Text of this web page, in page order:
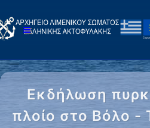
Εκδήλωση
πλοίο στο Βόλο -